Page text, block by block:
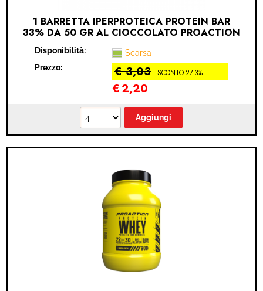
1 BARRETTA IPERPROTEICA PROTEIN BAR
33% DA 50 GR AL CIOCCOLATO PROACTION
Disponibilità:
Scarsa
Prezzo:
€ 3,03 SCONTO 27.3%
€2,20